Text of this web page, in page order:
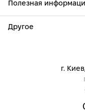
Полезная
Другое
г.